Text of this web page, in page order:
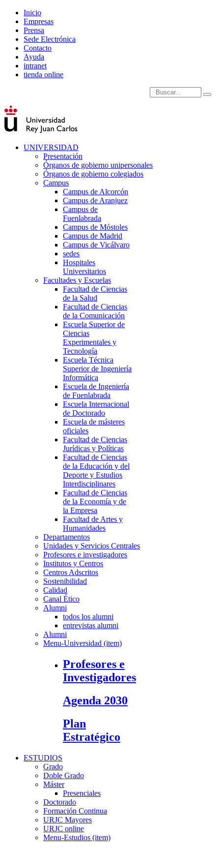
Inicio
Empresas
Prensa
Sede Electrónica
Contacto
Ayuda
intranet
tienda online
Introduce términos de
UNIVERSIDAD
Presentación
Órganos de gobierno unipersonales
Órganos de gobierno colegiados
Campus
Campus de Alcorcón
Campus de Aranjuez
Campus de
Fuenlabrada
Campus de Móstoles
Campus de Madrid
Campus de Vicálvaro
sedes
Hospitales
Universitarios
Facultades y Escuelas
Facultad de Ciencias
de la Salud
Facultad de Ciencias
de la Comunicación
Escuela Superior de
Ciencias
Experimentales y
Tecnología
Escuela Técnica
Superior de Ingeniería
Informática
Escuela de Ingeniería
de Fuenlabrada
Escuela Internacional
de Doctorado
Escuela de másteres
oficiales
Facultad de Ciencias
Jurídicas y Políticas
Facultad de Ciencias
de la Educación y del
Deporte y Estudios
Interdisciplinares
Facultad de Ciencias
de la Economía y de
la Empresa
Facultad de Artes y
Humanidades
Departamentos
Unidades y Servicios Centrales
Profesores e investigadores
Institutos y Centros
Centros Adscritos
Sostenibilidad
Calidad
Canal Ético
Alumni
todos los alumni
entrevistas alumni
Alumni
Menu-Universidad (item)
Profesores e
Investigadores
Agenda 2030
Plan
Estratégico
ESTUDIOS
Grado
Doble Grado
Máster
Presenciales
Doctorado
Formación Continua
URJC Mayores
URJC online
Menu-Estudios (item)